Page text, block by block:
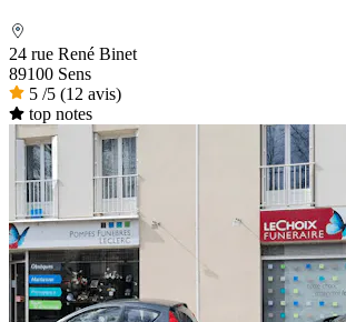
24 rue René Binet
89100 Sens
5 /5 (12 avis)
top notes